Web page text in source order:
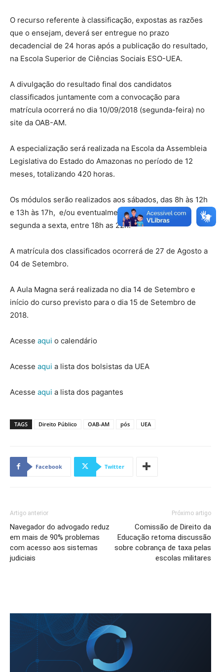
O recurso referente à classificação, expostas as razões
que o ensejam, deverá ser entregue no prazo
decadencial de 24 horas após a publicação do resultado,
na Escola Superior de Ciências Sociais ESO-UEA.
A divulgação do resultado final dos candidatos
classificados juntamente com a convocação para
matrícula ocorrerá no dia 10/09/2018 (segunda-feira) no
site da OAB-AM.
A especialização será realizada na Escola da Assembleia
Legislativa do Estado do Amazonas no período de 12
meses, totalizando 420 horas.
Os módulos serão realizados aos sábados, das 8h às 12h
e 13h às 17h, e/ou eventualmente no período de
segunda a sexta, entre 18h as 22h.
A matrícula dos classificados ocorrerá de 27 de Agosto a
04 de Setembro.
A Aula Magna será realizada no dia 14 de Setembro e
início do curso previsto para o dia 15 de Setembro de
2018.
Acesse aqui o calendário
Acesse aqui a lista dos bolsistas da UEA
Acesse aqui a lista dos pagantes
TAGS Direito Público OAB-AM pós UEA
Facebook Twitter
Artigo anterior
Navegador do advogado reduz
em mais de 90% problemas
com acesso aos sistemas
judiciais
Próximo artigo
Comissão de Direito da
Educação retoma discussão
sobre cobrança de taxa pelas
escolas militares